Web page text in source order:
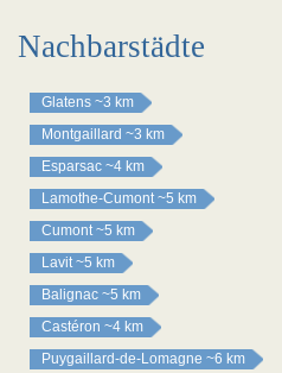
Nachbarstädte
Glatens ~3 km
Montgaillard ~3 km
Esparsac ~4 km
Lamothe-Cumont ~5 km
Cumont ~5 km
Lavit ~5 km
Balignac ~5 km
Castéron ~4 km
Puygaillard-de-Lomagne ~6 km